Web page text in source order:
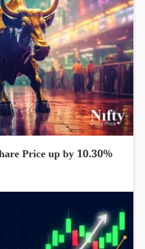
Price up by 10.30%